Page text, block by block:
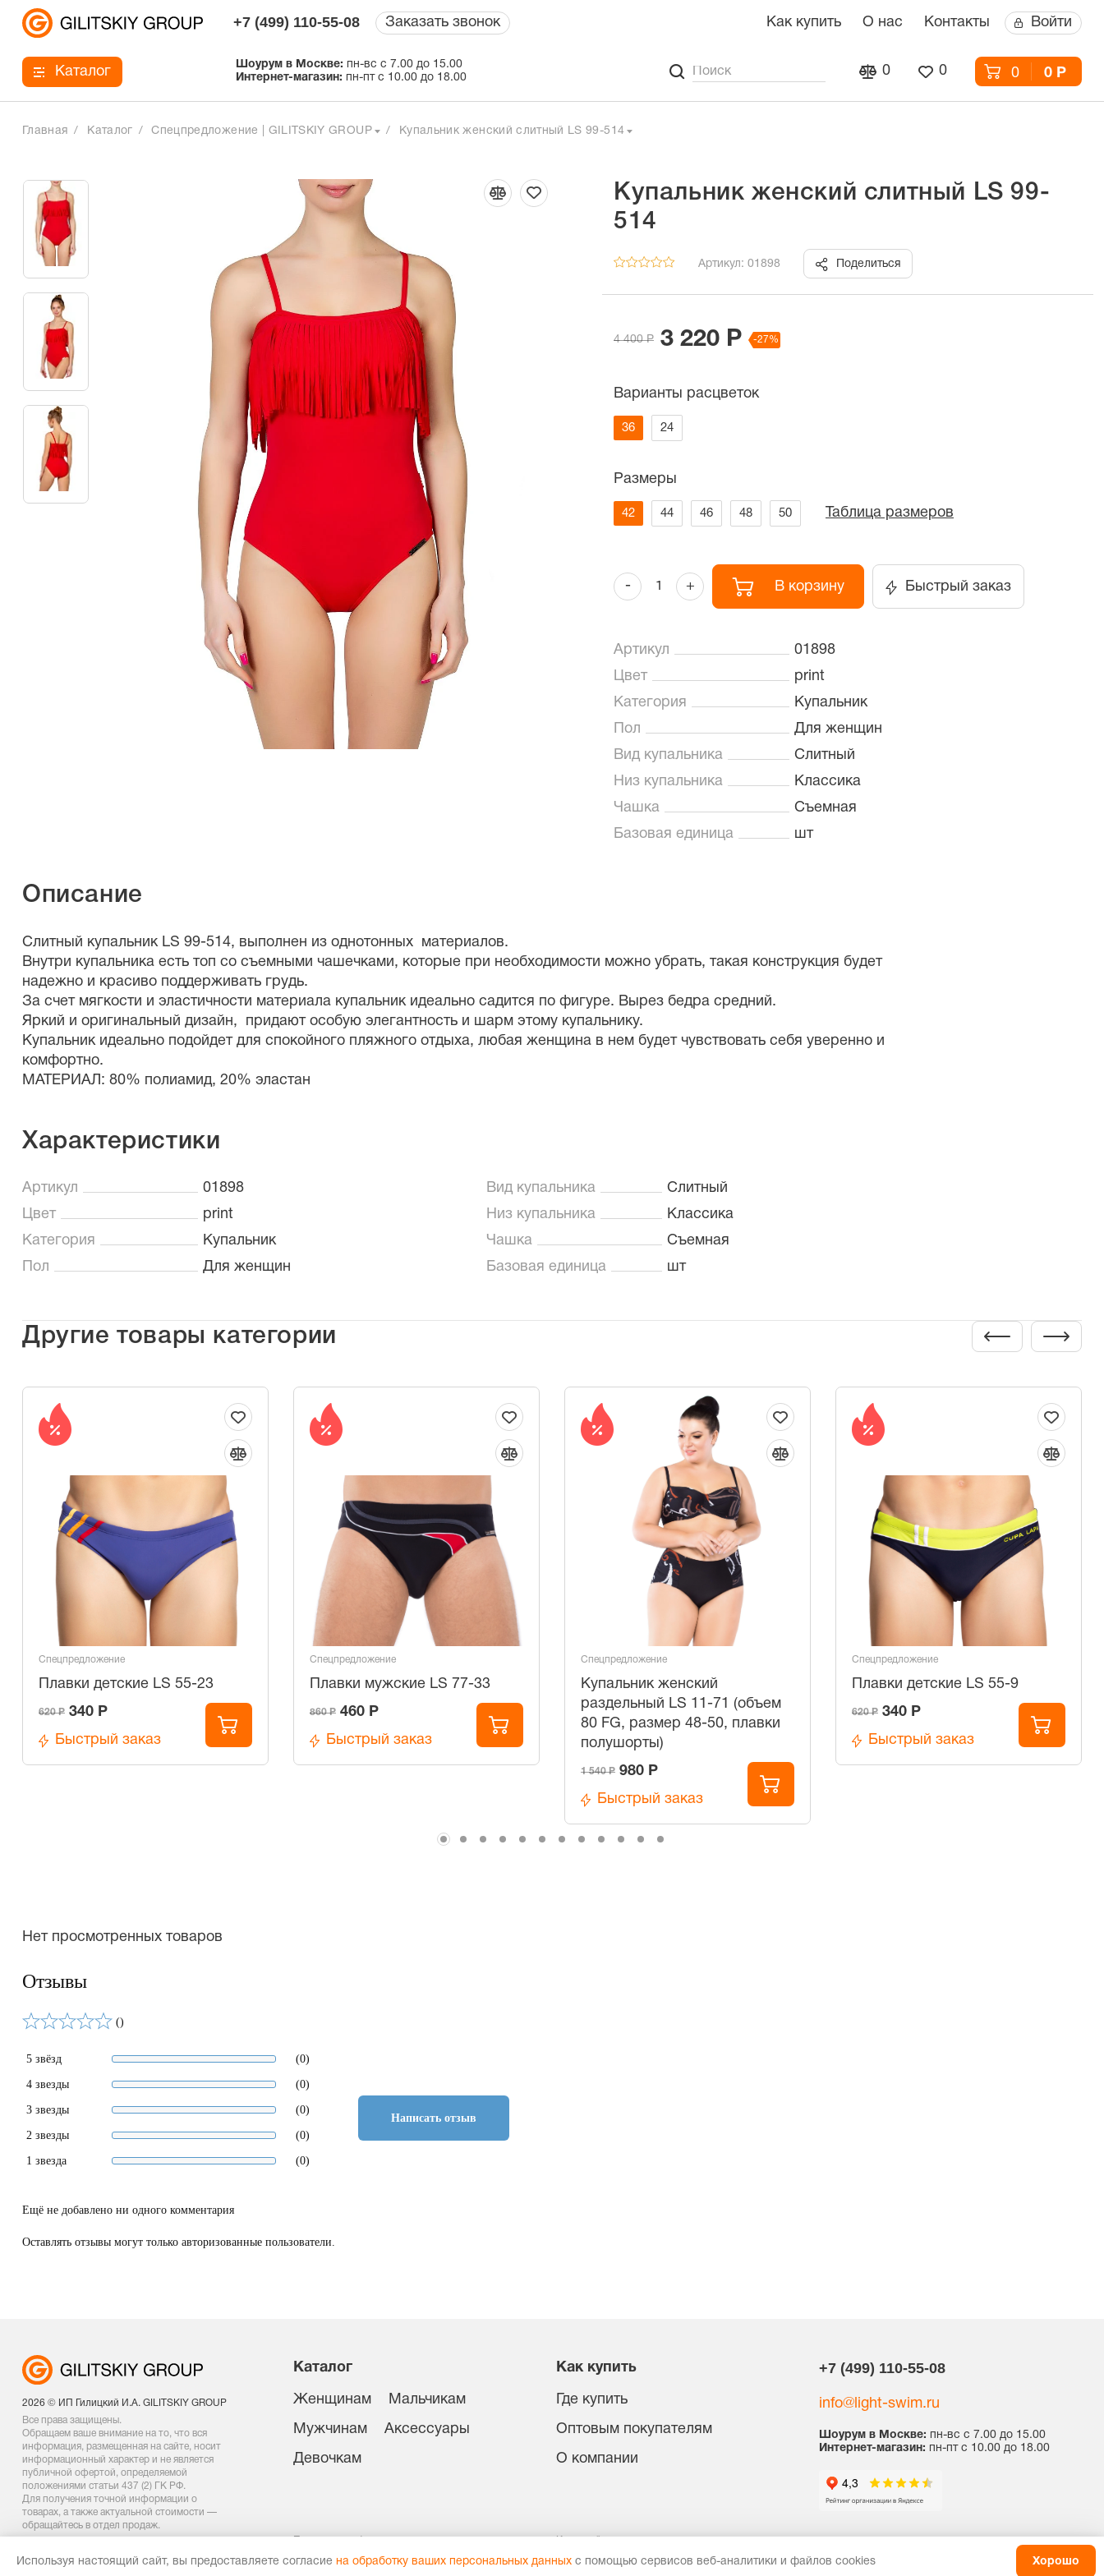
+7 (499) 110-55-08 Заказать звонок Как купить О нас Контакты Войти
Каталог Шоурум в Москве: пн-вс с 7.00 до 15.00
Интернет-магазин: пн-пт с 10.00 до 18.00 0 0 0 0 Р
Главная Каталог Спецпредложение | GILITSKIY GROUP Купальник женский слитный LS 99-514
Купальник женский слитный LS 99-
514
Артикул: 01898 Поделиться
4 400 Р 3 220 Р -27%
Варианты расцветок
36 24
Размеры
42 44 46 48 50 Таблица размеров
- + В корзину Быстрый заказ
Артикул
01898
Цвет
print
Категория
Купальник
Пол
Для женщин
Вид купальника
Слитный
Низ купальника
Классика
Чашка
Съемная
Базовая единица
шт
Описание
Слитный купальник LS 99-514, выполнен из однотонных материалов.
Внутри купальника есть топ со съемными чашечками, которые при необходимости можно убрать, такая конструкция будет
надежно и красиво поддерживать грудь.
За счет мягкости и эластичности материала купальник идеально садится по фигуре. Вырез бедра средний.
Яркий и оригинальный дизайн, придают особую элегантность и шарм этому купальнику.
Купальник идеально подойдет для спокойного пляжного отдыха, любая женщина в нем будет чувствовать себя уверенно и
комфортно.
МАТЕРИАЛ: 80% полиамид, 20% эластан
Характеристики
Артикул
01898
Цвет
print
Категория
Купальник
Пол
Для женщин
Вид купальника
Слитный
Низ купальника
Классика
Чашка
Съемная
Базовая единица
шт
Другие товары категории
Спецпредложение
Плавки детские LS 55-23
620 Р 340 Р
Быстрый заказ
Спецпредложение
Плавки мужские LS 77-33
860 Р 460 Р
Быстрый заказ
Спецпредложение
Купальник женский
раздельный LS 11-71 (объем
80 FG, размер 48-50, плавки
полушорты)
1 540 Р 980 Р
Быстрый заказ
Спецпредложение
Плавки детские LS 55-9
620 Р 340 Р
Быстрый заказ
Нет просмотренных товаров
Отзывы
()
5 звёзд (0)
4 звезды (0)
3 звезды (0)
2 звезды (0)
1 звезда (0)
Написать отзыв
Ещё не добавлено ни одного комментария
Оставлять отзывы могут только авторизованные пользователи.
2026 © ИП Гилицкий И.А. GILITSKIY GROUP
Все права защищены.
Обращаем ваше внимание на то, что вся
информация, размещенная на сайте, носит
информационный характер и не является
публичной офертой, определяемой
положениями статьи 437 (2) ГК РФ.
Для получения точной информации о
товарах, а также актуальной стоимости —
обращайтесь в отдел продаж.
Каталог
Женщинам Мальчикам
Мужчинам Аксессуары
Девочкам
Как купить
Где купить
Оптовым покупателям
О компании
+7 (499) 110-55-08
info@light-swim.ru
Шоурум в Москве: пн-вс с 7.00 до 15.00
Интернет-магазин: пн-пт с 10.00 до 18.00
Договор оферты
Используя настоящий сайт, вы предоставляете согласие на обработку ваших персональных данных с помощью сервисов веб-аналитики и файлов cookies Хорошо